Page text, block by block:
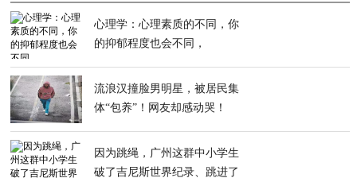
心理学：心理素质的不同，你
的抑郁程度也会不同，
流浪汉撞脸男明星，被居民集
体“包养”！网友却感动哭！
因为跳绳，广州这群中小学生
破了吉尼斯世界纪录、跳进了